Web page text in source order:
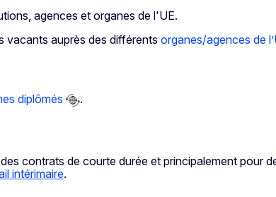
agences et organes de l'UE.
vacants auprès des différents organes/agences de
diplômés .
contrats de courte durée et principalement pour
intérimaire.